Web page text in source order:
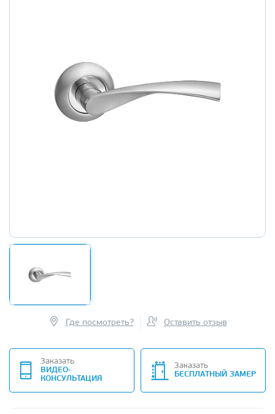
Где посмотреть? Оставить отзыв
Заказать
ВИДЕО-
КОНСУЛЬТАЦИЯ
Заказать
БЕСПЛАТНЫЙ ЗАМЕР